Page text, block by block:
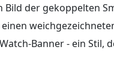
der gekoppelten
Banner - ein Stil,